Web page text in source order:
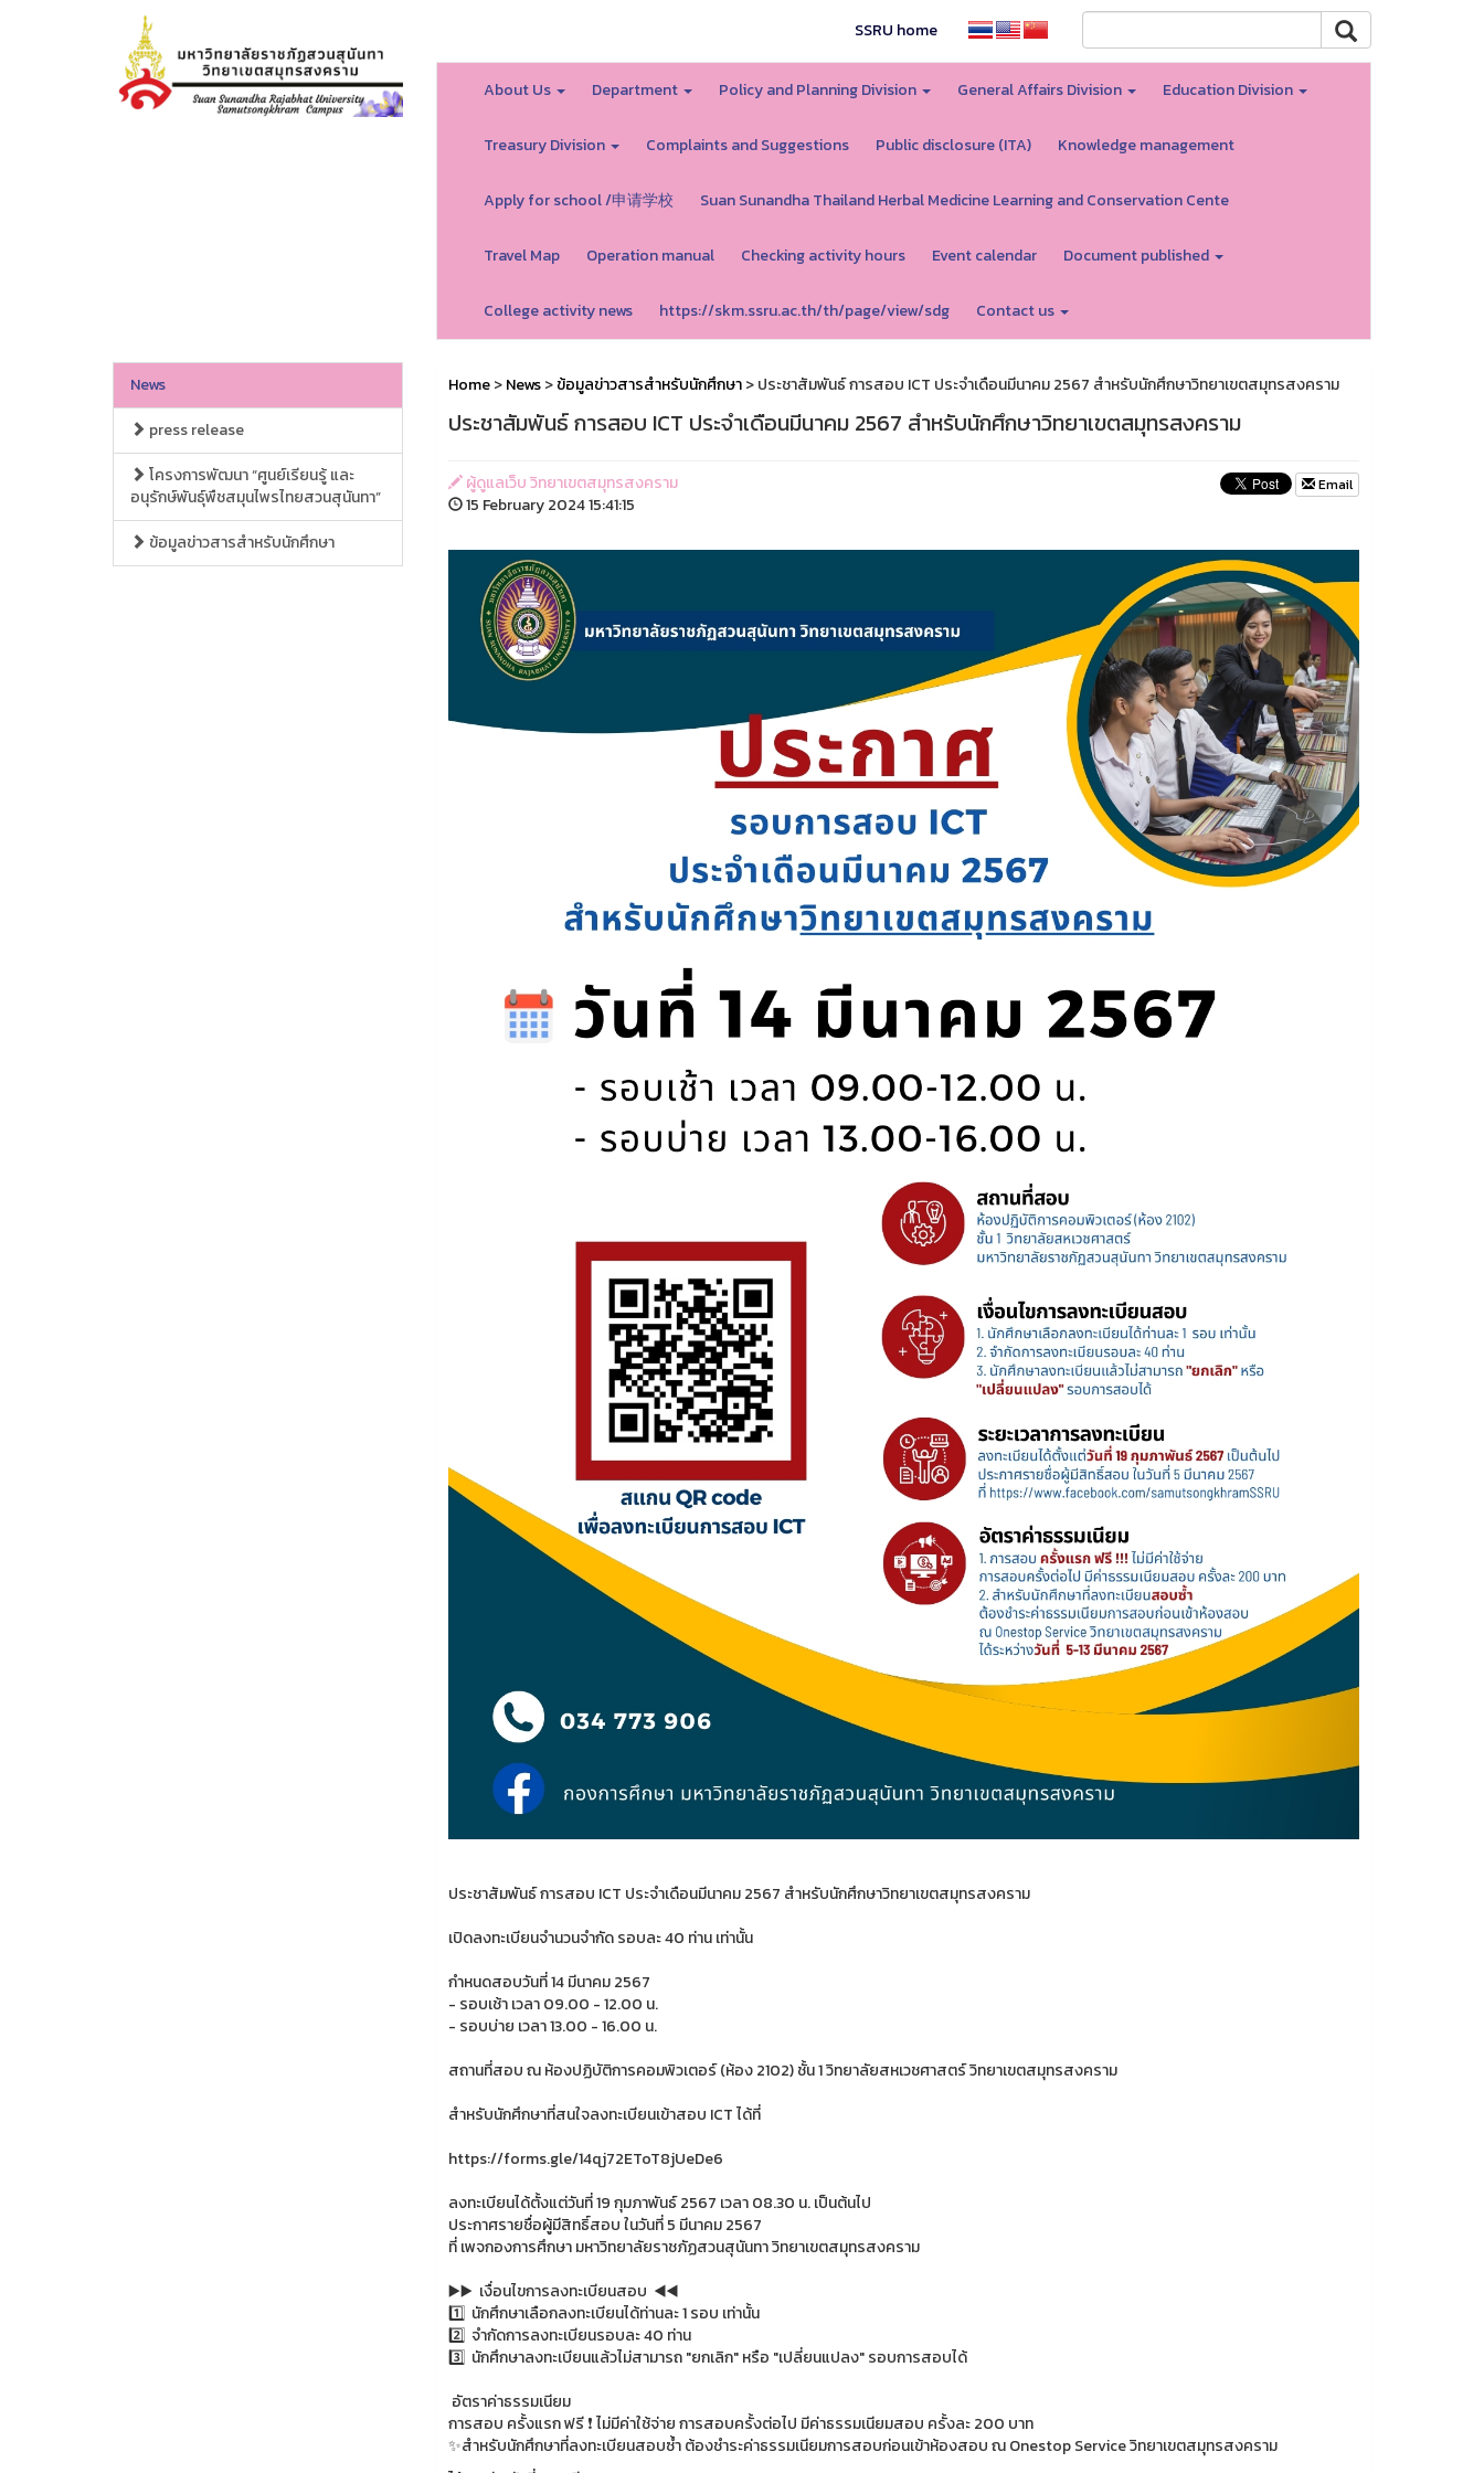
SSRU home
About Us Department Policy and Planning Division General Affairs Division Education Division
Treasury Division Complaints and Suggestions Public disclosure (ITA) Knowledge management
Apply for school /申请学校 Suan Sunandha Thailand Herbal Medicine Learning and Conservation Cente
Travel Map Operation manual Checking activity hours Event calendar Document published
College activity news https://skm.ssru.ac.th/th/page/view/sdg Contact us
News
press release
โครงการพัฒนา “ศูนย์เรียนรู้ และ
อนุรักษ์พันธุ์พืชสมุนไพรไทยสวนสุนันทา”
ข้อมูลข่าวสารสำหรับนักศึกษา
Home>News>ข้อมูลข่าวสารสำหรับนักศึกษา> ประชาสัมพันธ์ การสอบ ICT ประจำเดือนมีนาคม 2567 สำหรับนักศึกษาวิทยาเขตสมุทรสงคราม
ประชาสัมพันธ์ การสอบ ICT ประจำเดือนมีนาคม 2567 สำหรับนักศึกษาวิทยาเขตสมุทรสงคราม
ผู้ดูแลเว็บ วิทยาเขตสมุทรสงคราม
15 February 2024 15:41:15
Email
ประชาสัมพันธ์ การสอบ ICT ประจำเดือนมีนาคม 2567 สำหรับนักศึกษาวิทยาเขตสมุทรสงคราม
เปิดลงทะเบียนจำนวนจำกัด รอบละ 40 ท่าน เท่านั้น
กำหนดสอบวันที่ 14 มีนาคม 2567
- รอบเช้า เวลา 09.00 - 12.00 น.
- รอบบ่าย เวลา 13.00 - 16.00 น.
สถานที่สอบ ณ ห้องปฏิบัติการคอมพิวเตอร์ (ห้อง 2102) ชั้น 1 วิทยาลัยสหเวชศาสตร์ วิทยาเขตสมุทรสงคราม
สำหรับนักศึกษาที่สนใจลงทะเบียนเข้าสอบ ICT ได้ที่
https://forms.gle/14qj72EToT8jUeDe6
ลงทะเบียนได้ตั้งแต่วันที่ 19 กุมภาพันธ์ 2567 เวลา 08.30 น. เป็นต้นไป
ประกาศรายชื่อผู้มีสิทธิ์สอบ ในวันที่ 5 มีนาคม 2567
ที่ เพจกองการศึกษา มหาวิทยาลัยราชภัฏสวนสุนันทา วิทยาเขตสมุทรสงคราม
▶️▶️ เงื่อนไขการลงทะเบียนสอบ ◀️◀️
1️⃣ นักศึกษาเลือกลงทะเบียนได้ท่านละ 1 รอบ เท่านั้น
2️⃣ จำกัดการลงทะเบียนรอบละ 40 ท่าน
3️⃣ นักศึกษาลงทะเบียนแล้วไม่สามารถ "ยกเลิก" หรือ "เปลี่ยนแปลง" รอบการสอบได้
อัตราค่าธรรมเนียม
การสอบ ครั้งแรก ฟรี ❗️ ไม่มีค่าใช้จ่าย การสอบครั้งต่อไป มีค่าธรรมเนียมสอบ ครั้งละ 200 บาท
✨สำหรับนักศึกษาที่ลงทะเบียนสอบซ้ำ ต้องชำระค่าธรรมเนียมการสอบก่อนเข้าห้องสอบ ณ Onestop Service วิทยาเขตสมุทรสงคราม